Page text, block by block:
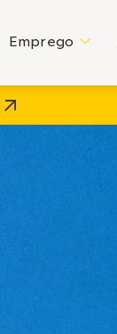
Emprego C